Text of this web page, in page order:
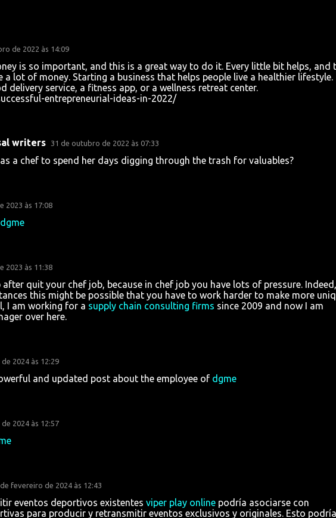
de 2022 às 14:09
is so important, and this is a great way to do it. Every little bit helps, and
a lot of money. Starting a business that helps people live a healthier lifestyle.
delivery service, a fitness app, or a wellness retreat center.
entrepreneurial-ideas-in-2022/
writers 31 de outubro de 2022 às 07:33
a chef to spend her days digging through the trash for valuables?
2023 às 17:08
dgme
2023 às 11:38
after quit your chef job, because in chef job you have lots of pressure. Indeed,
this might be possible that you have to work harder to make more
I am working for a supply chain consulting firms since 2009 and now I am
over here.
2024 às 12:29
and updated post about the employee of dgme
2024 às 12:57
fevereiro de 2024 às 12:43
eventos deportivos existentes viper play onlinepodría asociarse con
para producir y retransmitir eventos exclusivos y originales. Esto podría